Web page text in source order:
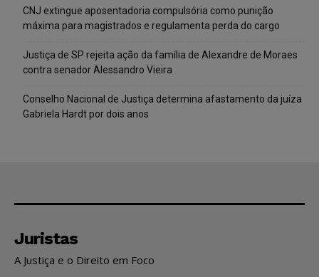
CNJ extingue aposentadoria compulsória como punição
máxima para magistrados e regulamenta perda do cargo
Justiça de SP rejeita ação da família de Alexandre de Moraes
contra senador Alessandro Vieira
Conselho Nacional de Justiça determina afastamento da juíza
Gabriela Hardt por dois anos
Juristas
A Justiça e o Direito em Foco